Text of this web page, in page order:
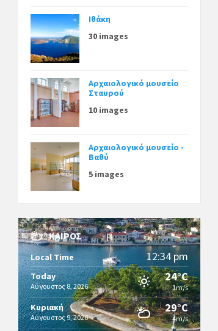
Ιθάκη
30 images
Αρχαιολογικό μουσείο
Σταυρού
10 images
Αρχαιολογικό μουσείο -
Βαθύ
5 images
ΚΑΙΡΌΣ
Local Time 12:34 pm
Today
Αύγουστος 8, 2026
24°C
1m/s
Κυριακή
Αύγουστος 9, 2026
29°C
4m/s